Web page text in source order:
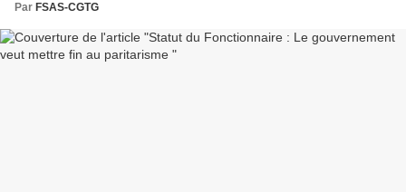
Par FSAS-CGTG